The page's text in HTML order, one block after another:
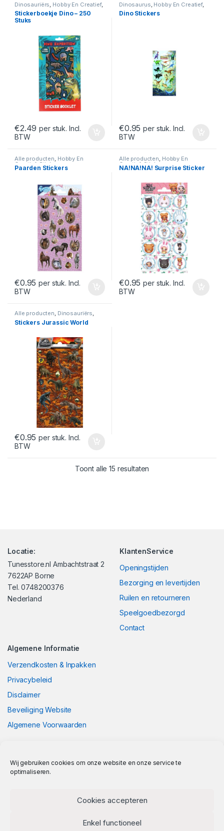
Wij gebruiken cookies om onze website en onze service te
optimaliseren.
Cookies accepteren
Enkel functioneel
Dinosauriërs Hobby En Creatief,
Stickers
Stickerboekje Dino – 250
Stuks
€2.49 per stuk. Incl.
BTW
Dinosaurus Hobby En Creatief,
Knippen / Plakken ,
Dino Stickers
€0.95 per stuk. Incl.
BTW
Alle producten, Hobby En
Creatief, Stickers
Paarden Stickers
€0.95 per stuk. Incl.
BTW
Alle producten, Hobby En
Creatief,Stickers
NA!NA!NA! Surprise Sticker
€0.95 per stuk. Incl.
BTW
Alle producten, Dinosauriërs,
Hobby En Creatief , Stickers
Stickers Jurassic World
€0.95 per stuk. Incl.
BTW
Toont alle 15 resultaten
Locatie:
Tunesstore.nl Ambachtstraat 2
7622AP Borne
Tel. 0748200376
Nederland
KlantenService
Openingstijden
Bezorging en levertijden
Ruilen en retourneren
Speelgoedbezorgd
Contact
Algemene Informatie
Verzendkosten & Inpakken
Privacybeleid
Disclaimer
Beveiliging Website
Algemene Voorwaarden